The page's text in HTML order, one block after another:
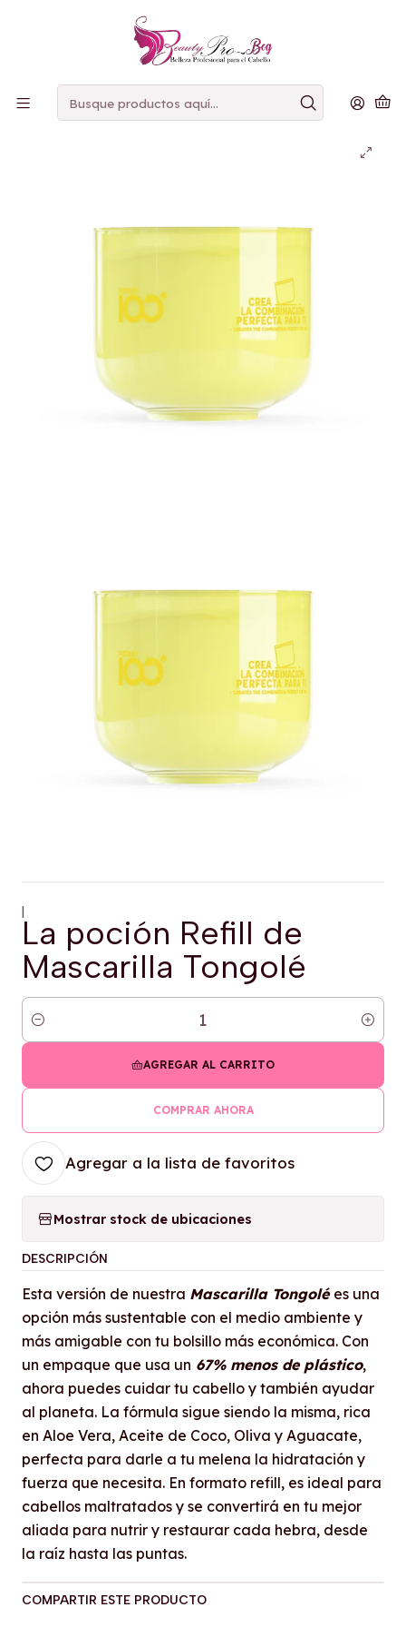
PAGOS
Inicio Mascarilla
|
La poción Refill de
Mascarilla Tongolé
Cantidad
AGREGAR AL CARRITO
COMPRAR AHORA
Agregar a la lista de favoritos
Mostrar stock de ubicaciones
DESCRIPCIÓN
Esta versión de nuestra Mascarilla Tongolé es una
opción más sustentable con el medio ambiente y
más amigable con tu bolsillo más económica. Con
un empaque que usa un 67% menos de plástico,
ahora puedes cuidar tu cabello y también ayudar
al planeta. La fórmula sigue siendo la misma, rica
en Aloe Vera, Aceite de Coco, Oliva y Aguacate,
perfecta para darle a tu melena la hidratación y
fuerza que necesita. En formato refill, es ideal para
cabellos maltratados y se convertirá en tu mejor
aliada para nutrir y restaurar cada hebra, desde
la raíz hasta las puntas.
COMPARTIR ESTE PRODUCTO